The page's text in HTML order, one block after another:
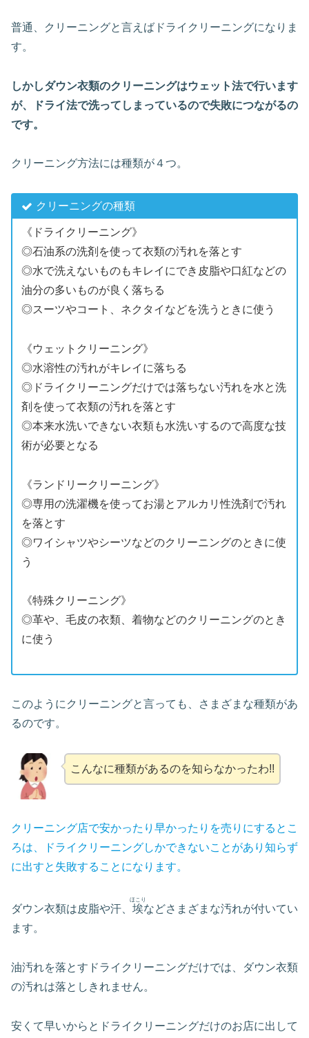
普通、クリーニングと言えばドライクリーニングになりま
す。
しかしダウン衣類のクリーニングはウェット法で行います
が、ドライ法で洗ってしまっているので失敗につながるの
です。
クリーニング方法には種類が４つ。
クリーニングの種類
《ドライクリーニング》
◎石油系の洗剤を使って衣類の汚れを落とす
◎水で洗えないものもキレイにでき皮脂や口紅などの
油分の多いものが良く落ちる
◎スーツやコート、ネクタイなどを洗うときに使う
《ウェットクリーニング》
◎水溶性の汚れがキレイに落ちる
◎ドライクリーニングだけでは落ちない汚れを水と洗
剤を使って衣類の汚れを落とす
◎本来水洗いできない衣類も水洗いするので高度な技
術が必要となる
《ランドリークリーニング》
◎専用の洗濯機を使ってお湯とアルカリ性洗剤で汚れ
を落とす
◎ワイシャツやシーツなどのクリーニングのときに使
う
《特殊クリーニング》
◎革や、毛皮の衣類、着物などのクリーニングのとき
に使う
このようにクリーニングと言っても、さまざまな種類があ
るのです。
こんなに種類があるのを知らなかったわ!!
クリーニング店で安かったり早かったりを売りにするとこ
ろは、ドライクリーニングしかできないことがあり知らず
に出すと失敗することになります。
ダウン衣類は皮脂や汗、 埃
ほこり
などさまざまな汚れが付いてい
ます。
油汚れを落とすドライクリーニングだけでは、ダウン衣類
の汚れは落としきれません。
安くて早いからとドライクリーニングだけのお店に出して